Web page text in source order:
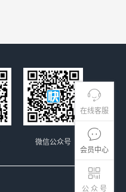
在线客服
会员中心
公 众 号
微信公众号